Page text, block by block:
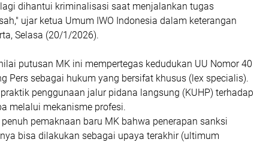
dihantui kriminalisasi saat menjalankan tugas
ujar ketua Umum IWO Indonesia dalam keterangan
Selasa (20/1/2026).
putusan MK ini mempertegas kedudukan UU Nomor 40
Pers sebagai hukum yang bersifat khusus (lex specialis).
penggunaan jalur pidana langsung (KUHP) terhadap
melalui mekanisme profesi.
pemaknaan baru MK bahwa penerapan sanksi
bisa dilakukan sebagai upaya terakhir (ultimum